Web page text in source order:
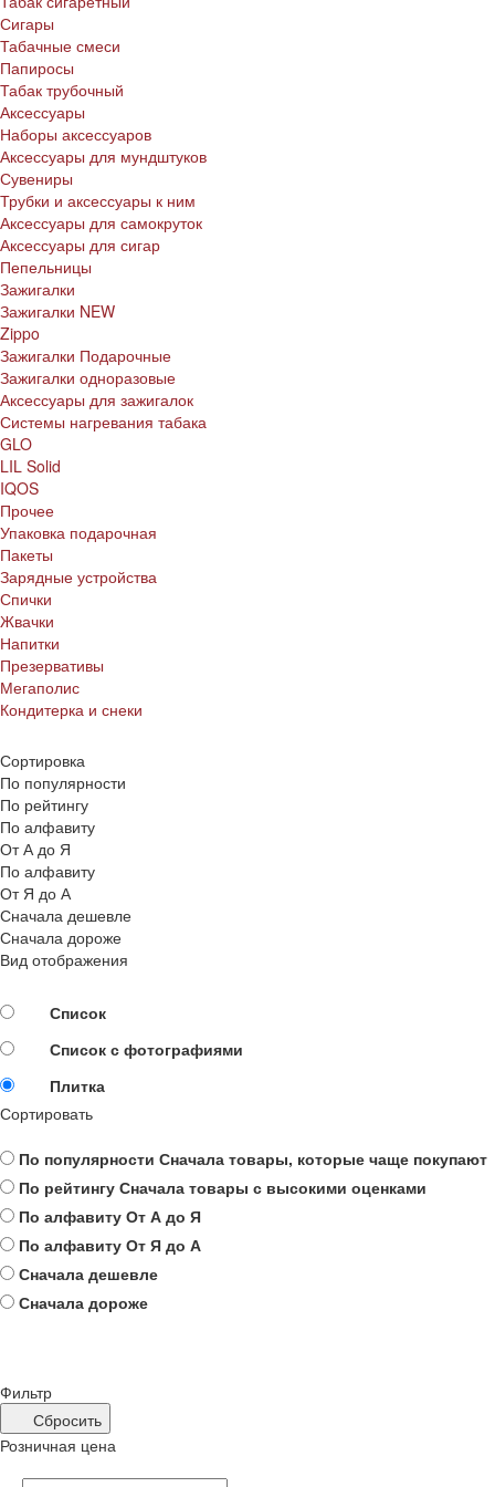
Сигары
Табачные смеси
Папиросы
Табак трубочный
Аксессуары
Наборы аксессуаров
Аксессуары для мундштуков
Сувениры
Трубки и аксессуары к ним
Аксессуары для самокруток
Аксессуары для сигар
Пепельницы
Зажигалки
Зажигалки NEW
Zippo
Зажигалки Подарочные
Зажигалки одноразовые
Аксессуары для зажигалок
Системы нагревания табака
GLO
LIL Solid
IQOS
Прочее
Упаковка подарочная
Пакеты
Зарядные устройства
Спички
Жвачки
Напитки
Презервативы
Мегаполис
Кондитерка и снеки
Сортировка
По популярности
По рейтингу
По алфавиту
От А до Я
По алфавиту
От Я до А
Сначала дешевле
Сначала дороже
Вид отображения
Список
Список с фотографиями
Плитка
Сортировать
По популярности Сначала товары, которые чаще покупают
По рейтингу Сначала товары с высокими оценками
По алфавиту От А до Я
По алфавиту От Я до А
Сначала дешевле
Сначала дороже
Фильтр
Сбросить
Розничная цена